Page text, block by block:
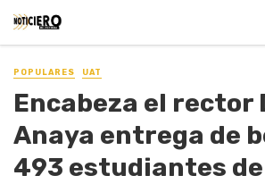
POPULARES UAT
Encabeza el rector
Anaya entrega de
493 estudiantes de